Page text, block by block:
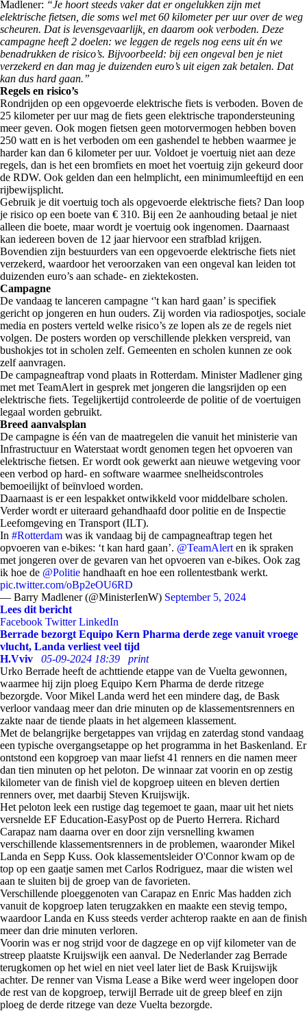
Madlener: “Je hoort steeds vaker dat er ongelukken zijn met
elektrische fietsen, die soms wel met 60 kilometer per uur over de weg
scheuren. Dat is levensgevaarlijk, en daarom ook verboden. Deze
campagne heeft 2 doelen: we leggen de regels nog eens uit én we
benadrukken de risico’s. Bijvoorbeeld: bij een ongeval ben je niet
verzekerd en dan mag je duizenden euro’s uit eigen zak betalen. Dat
kan dus hard gaan.”
Regels en risico’s
Rondrijden op een opgevoerde elektrische fiets is verboden. Boven de
25 kilometer per uur mag de fiets geen elektrische trapondersteuning
meer geven. Ook mogen fietsen geen motorvermogen hebben boven
250 watt en is het verboden om een gashendel te hebben waarmee je
harder kan dan 6 kilometer per uur. Voldoet je voertuig niet aan deze
regels, dan is het een bromfiets en moet het voertuig zijn gekeurd door
de RDW. Ook gelden dan een helmplicht, een minimumleeftijd en een
rijbewijsplicht.
Gebruik je dit voertuig toch als opgevoerde elektrische fiets? Dan loop
je risico op een boete van € 310. Bij een 2e aanhouding betaal je niet
alleen die boete, maar wordt je voertuig ook ingenomen. Daarnaast
kan iedereen boven de 12 jaar hiervoor een strafblad krijgen.
Bovendien zijn bestuurders van een opgevoerde elektrische fiets niet
verzekerd, waardoor het veroorzaken van een ongeval kan leiden tot
duizenden euro’s aan schade- en ziektekosten.
Campagne
De vandaag te lanceren campagne ‘'t kan hard gaan’ is specifiek
gericht op jongeren en hun ouders. Zij worden via radiospotjes, sociale
media en posters verteld welke risico’s ze lopen als ze de regels niet
volgen. De posters worden op verschillende plekken verspreid, van
bushokjes tot in scholen zelf. Gemeenten en scholen kunnen ze ook
zelf aanvragen.
De campagneaftrap vond plaats in Rotterdam. Minister Madlener ging
met met TeamAlert in gesprek met jongeren die langsrijden op een
elektrische fiets. Tegelijkertijd controleerde de politie of de voertuigen
legaal worden gebruikt.
Breed aanvalsplan
De campagne is één van de maatregelen die vanuit het ministerie van
Infrastructuur en Waterstaat wordt genomen tegen het opvoeren van
elektrische fietsen. Er wordt ook gewerkt aan nieuwe wetgeving voor
een verbod op hard- en software waarmee snelheidscontroles
bemoeilijkt of beïnvloed worden.
Daarnaast is er een lespakket ontwikkeld voor middelbare scholen.
Verder wordt er uiteraard gehandhaafd door politie en de Inspectie
Leefomgeving en Transport (ILT).
In #Rotterdam was ik vandaag bij de campagneaftrap tegen het
opvoeren van e-bikes: ‘t kan hard gaan’. @TeamAlert en ik spraken
met jongeren over de gevaren van het opvoeren van e-bikes. Ook zag
ik hoe de @Politie handhaaft en hoe een rollentestbank werkt.
pic.twitter.com/oBp2eOU6RD
— Barry Madlener (@MinisterIenW) September 5, 2024
Lees dit bericht
Facebook Twitter LinkedIn
Berrade bezorgt Equipo Kern Pharma derde zege vanuit vroege
vlucht, Landa verliest veel tijd
H.Vviv
05-09-2024 18:39
print
Urko Berrade heeft de achttiende etappe van de Vuelta gewonnen,
waarmee hij zijn ploeg Equipo Kern Pharma de derde ritzege
bezorgde. Voor Mikel Landa werd het een mindere dag, de Bask
verloor vandaag meer dan drie minuten op de klassementsrenners en
zakte naar de tiende plaats in het algemeen klassement.
Met de belangrijke bergetappes van vrijdag en zaterdag stond vandaag
een typische overgangsetappe op het programma in het Baskenland. Er
ontstond een kopgroep van maar liefst 41 renners en die namen meer
dan tien minuten op het peloton. De winnaar zat voorin en op zestig
kilometer van de finish viel de kopgroep uiteen en bleven dertien
renners over, met daarbij Steven Kruijswijk.
Het peloton leek een rustige dag tegemoet te gaan, maar uit het niets
versnelde EF Education-EasyPost op de Puerto Herrera. Richard
Carapaz nam daarna over en door zijn versnelling kwamen
verschillende klassementsrenners in de problemen, waaronder Mikel
Landa en Sepp Kuss. Ook klassementsleider O'Connor kwam op de
top op een gaatje samen met Carlos Rodriguez, maar die wisten wel
aan te sluiten bij de groep van de favorieten.
Verschillende ploeggenoten van Carapaz en Enric Mas hadden zich
vanuit de kopgroep laten terugzakken en maakte een stevig tempo,
waardoor Landa en Kuss steeds verder achterop raakte en aan de finish
meer dan drie minuten verloren.
Voorin was er nog strijd voor de dagzege en op vijf kilometer van de
streep plaatste Kruijswijk een aanval. De Nederlander zag Berrade
terugkomen op het wiel en niet veel later liet de Bask Kruijswijk
achter. De renner van Visma Lease a Bike werd weer ingelopen door
de rest van de kopgroep, terwijl Berrade uit de greep bleef en zijn
ploeg de derde ritzege van deze Vuelta bezorgde.